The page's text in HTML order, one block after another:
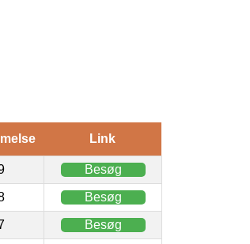
Link
Besøg
Besøg
Besøg